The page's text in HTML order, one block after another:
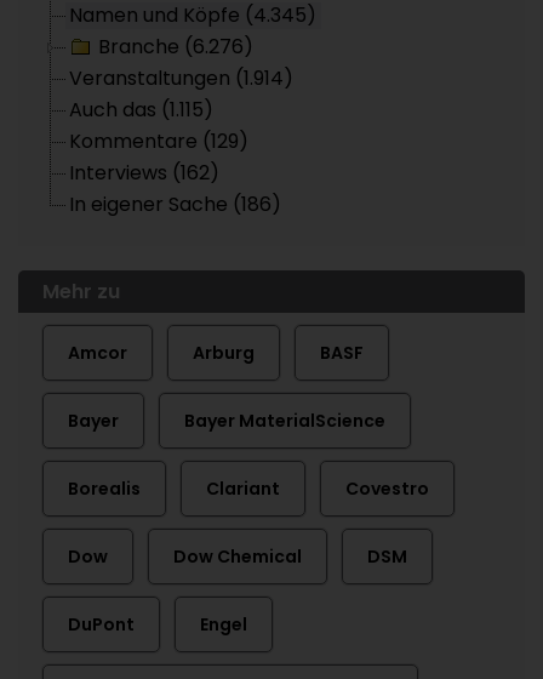
Namen und Köpfe (4.345)
Branche (6.276)
Veranstaltungen (1.914)
Auch das (1.115)
Kommentare (129)
Interviews (162)
In eigener Sache (186)
Mehr zu
Amcor Arburg BASF
Bayer Bayer MaterialScience
Borealis Clariant Covestro
Dow Dow Chemical DSM
DuPont Engel